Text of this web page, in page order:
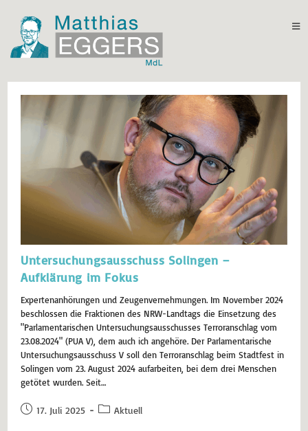
Untersuchungsausschuss Solingen –
Aufklärung im Fokus
Expertenanhörungen und Zeugenvernehmungen. Im November 2024
beschlossen die Fraktionen des NRW-Landtags die Einsetzung des
"Parlamentarischen Untersuchungsausschusses Terroranschlag vom
23.08.2024" (PUA V), dem auch ich angehöre. Der Parlamentarische
Untersuchungsausschuss V soll den Terroranschlag beim Stadtfest in
Solingen vom 23. August 2024 aufarbeiten, bei dem drei Menschen
getötet wurden. Seit…
17. Juli 2025 Aktuell